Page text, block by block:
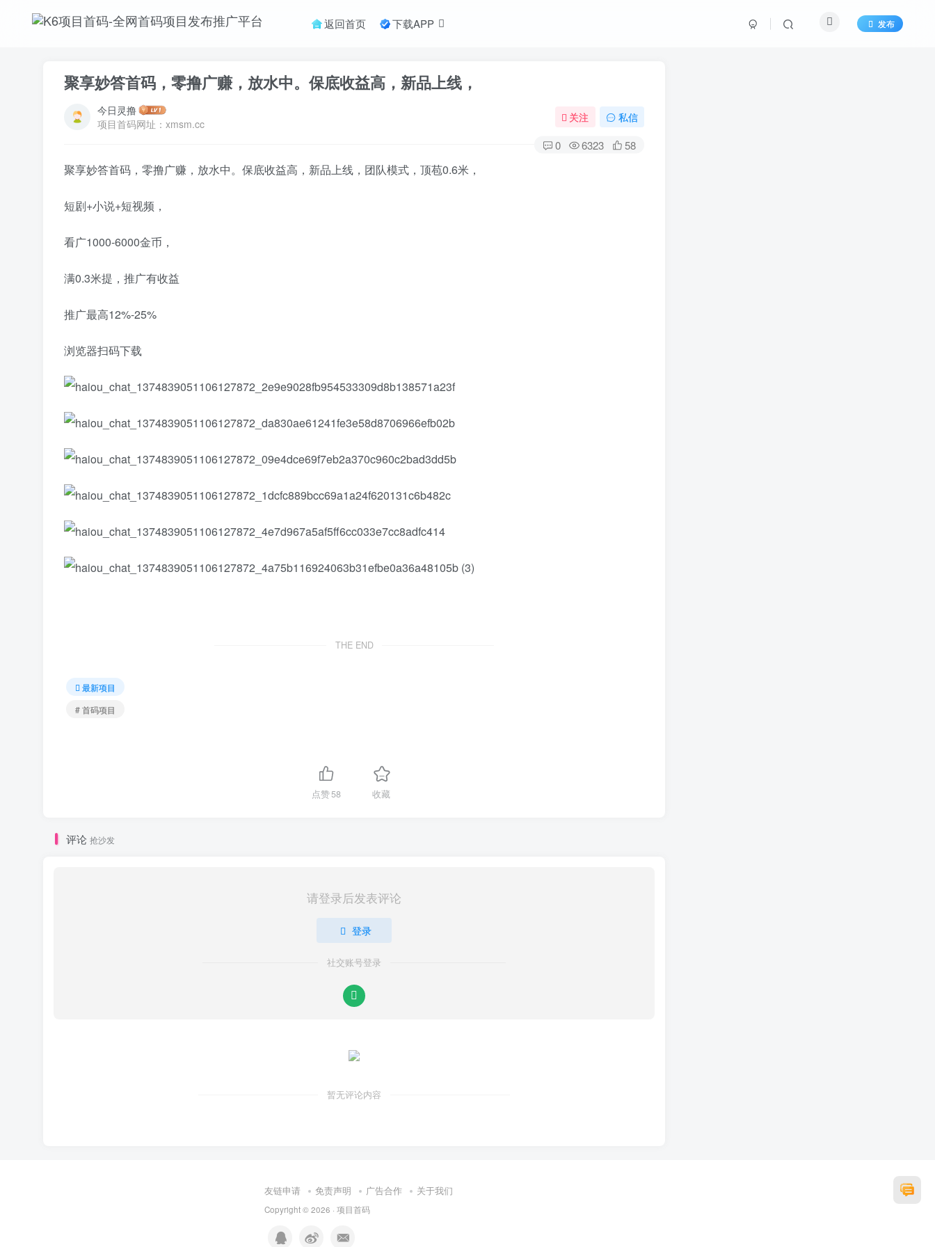
返回首页 下载APP 发布
聚享妙答首码，零撸广赚，放水中。保底收益高，新品上线，
今日灵撸
项目首码网址：xmsm.cc
关注 私信
0 6323 58
聚享妙答首码，零撸广赚，放水中。保底收益高，新品上线，团队模式，顶苞0.6米，
短剧+小说+短视频，
看广1000-6000金币，
满0.3米提，推广有收益
推广最高12%-25%
浏览器扫码下载
THE END
最新项目
# 首码项目
点赞58 收藏
评论 抢沙发
请登录后发表评论
登录
社交账号登录
暂无评论内容
友链申请 免责声明 广告合作 关于我们
Copyright © 2026 · 项目首码